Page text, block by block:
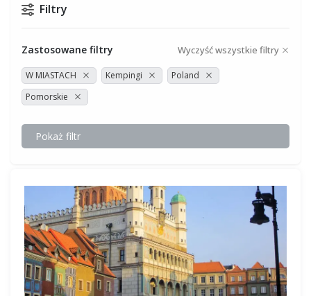
Filtry
Zastosowane filtry Wyczyść wszystkie filtry
W MIASTACH Kempingi
Poland
Pomorskie
Pokaż filtr